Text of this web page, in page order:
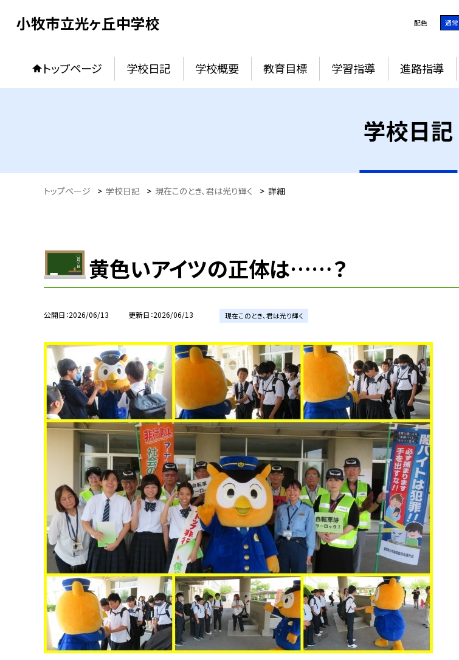
小牧市立光ヶ丘中学校 配色 通常
トップページ 学校日記 学校概要 教育目標 学習指導 進路指導
学校日記
トップページ > 学校日記 > 現在このとき、君は光り輝く > 詳細
黄色いアイツの正体は……？
公開日 2026/06/13 更新日 2026/06/13 現在このとき、君は光り輝く